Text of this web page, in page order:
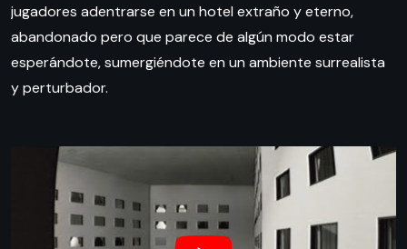
jugadores adentrarse en un hotel extraño y eterno,
abandonado pero que parece de algún modo estar
esperándote, sumergiéndote en un ambiente surrealista
y perturbador.